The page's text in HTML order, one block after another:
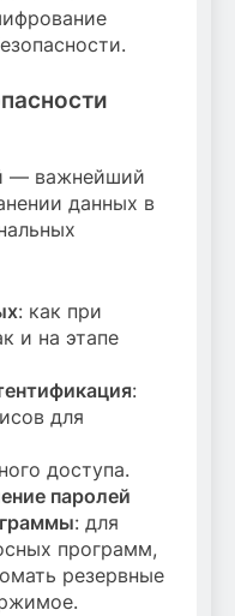
— важнейший
данных в
: как при
и на этапе
:
для
доступа.
паролей
: для
программ,
резервные